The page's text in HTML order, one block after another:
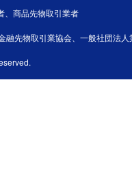
、商品先物取引業者
融先物取引業協会、一般社団法